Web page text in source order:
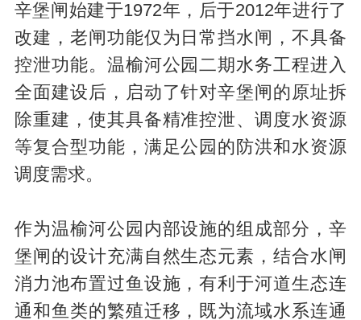
辛堡闸始建于1972年，后于2012年进行了
改建，老闸功能仅为日常挡水闸，不具备
控泄功能。温榆河公园二期水务工程进入
全面建设后，启动了针对辛堡闸的原址拆
除重建，使其具备精准控泄、调度水资源
等复合型功能，满足公园的防洪和水资源
调度需求。
作为温榆河公园内部设施的组成部分，辛
堡闸的设计充满自然生态元素，结合水闸
消力池布置过鱼设施，有利于河道生态连
通和鱼类的繁殖迁移，既为流域水系连通